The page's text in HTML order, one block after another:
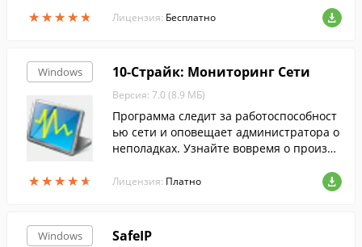
★★★★★
★★★★★ Лицензия: Бесплатно
Windows
★★★★★
★★★★★
10-Страйк: Мониторинг Сети
Версия: 7.0 (8.9 МБ)
Программа следит за работоспособност
ью сети и оповещает администратора о
неполадках. Узнайте вовремя о произо
инимальными потерями времени.
Лицензия: Платно
Windows SafeIP